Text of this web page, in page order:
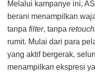
Melalui kampanye ini,
berani menampilkan
tanpa filter, tanpa
rumit. Mulai dari para
yang aktif bergerak,
menampilkan ekspresi